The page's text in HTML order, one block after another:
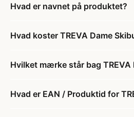
Hvad er navnet på produktet?
Hvad koster TREVA Dame
Hvilket mærke står bag TREVA
Hvad er EAN / Produktid for